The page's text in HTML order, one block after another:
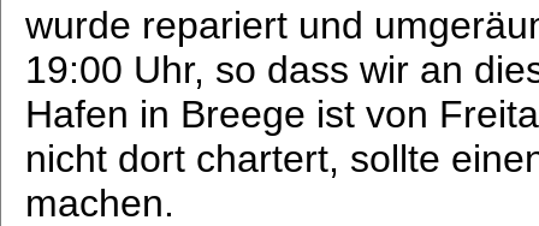
wurde repariert und
19:00 Uhr, so dass wir an
Hafen in Breege ist von
nicht dort chartert, sollte
machen.